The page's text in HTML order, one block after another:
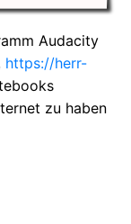
Audacity
https://herr-
zu haben